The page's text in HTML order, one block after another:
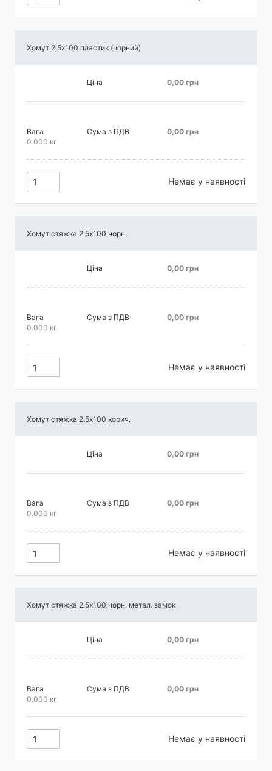
Хомут 2.5х100 пластик (чорний)
Ціна 0,00 грн
Вага
0.000 кг
Сума з ПДВ 0,00 грн
Немає у наявності
Хомут стяжка 2.5х100 чорн.
Ціна 0,00 грн
Вага
0.000 кг
Сума з ПДВ 0,00 грн
Немає у наявності
Хомут стяжка 2.5х100 корич.
Ціна 0,00 грн
Вага
0.000 кг
Сума з ПДВ 0,00 грн
Немає у наявності
Хомут стяжка 2.5х100 чорн. метал. замок
Ціна 0,00 грн
Вага
0.000 кг
Сума з ПДВ 0,00 грн
Немає у наявності